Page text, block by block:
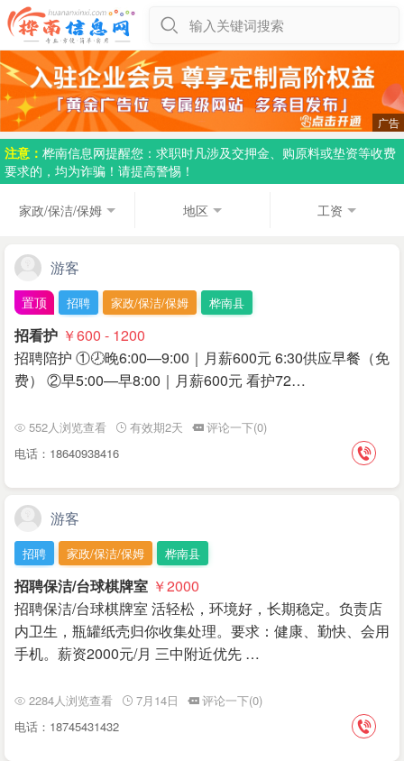
输入关键词搜索
注意： 桦南信息网提醒您：求职时凡涉及交押金、购原料或垫资等收费
要求的，均为诈骗！请提高警惕！
家政/保洁/保姆 地区 工资
游客
置顶 招聘 家政/保洁/保姆 桦南县
招看护 ￥600 - 1200
招聘陪护 ①🕗晚6:00—9:00｜月薪600元 6:30供应早餐（免
费） ②早5:00—早8:00｜月薪600元 看护72…
552人浏览查看 有效期2天
评论一下(0)
电话：18640938416
游客
招聘 家政/保洁/保姆 桦南县
招聘保洁/台球棋牌室 ￥2000
招聘保洁/台球棋牌室 活轻松，环境好，长期稳定。负责店
内卫生，瓶罐纸壳归你收集处理。要求：健康、勤快、会用
手机。薪资2000元/月 三中附近优先 …
2284人浏览查看 7月14日
评论一下(0)
电话：18745431432